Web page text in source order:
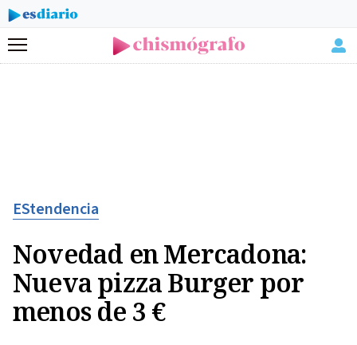
Menú
EStendencia
Novedad en Mercadona:
Nueva pizza Burger por
menos de 3 €